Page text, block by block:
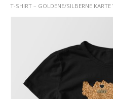
T-SHIRT – GOLDENE/SILBERNE